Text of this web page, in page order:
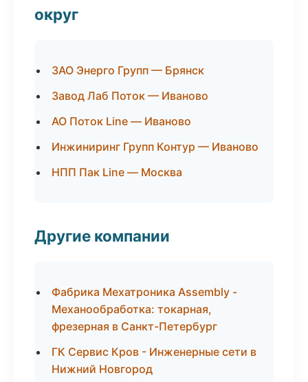
округ
ЗАО Энерго Групп — Брянск
Завод Лаб Поток — Иваново
АО Поток Line — Иваново
Инжиниринг Групп Контур — Иваново
НПП Пак Line — Москва
Другие компании
Фабрика Мехатроника Assembly -
Механообработка: токарная,
фрезерная в Санкт-Петербург
ГК Сервис Кров - Инженерные сети в
Нижний Новгород